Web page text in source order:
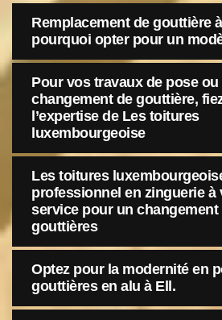
Remplacement de gouttière
pourquoi opter pour un
Pour vos travaux de pose ou
changement de gouttière,
l’expertise de Les toitures
luxembourgeoise
Les toitures
professionnel en zinguerie à
service pour un changement
gouttières
Optez pour la modernité en
gouttières en alu à Ell.